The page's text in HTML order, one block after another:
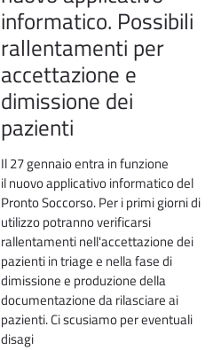
informatico. Possibili
rallentamenti per
accettazione e
dimissione dei
pazienti
Il 27 gennaio entra in funzione
il nuovo applicativo informatico del
Pronto Soccorso. Per i primi giorni di
utilizzo potranno verificarsi
rallentamenti nell'accettazione dei
pazienti in triage e nella fase di
dimissione e produzione della
documentazione da rilasciare ai
pazienti. Ci scusiamo per eventuali
disagi